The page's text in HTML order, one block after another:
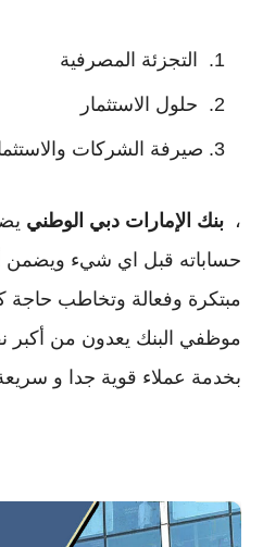
التجزئة المصرفية
حلول الاستثمار
صيرفة الشركات
، بنك الإمارات دبي الوطني
حساباته قبل اي شيء ويضمن
مبتكرة وفعالة وتخاطب
موظفي البنك يعدون من أكبر
بخدمة عملاء قوية جدا و